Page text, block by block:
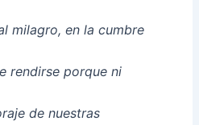
milagro, en la cumbre
rendirse porque ni
de nuestras